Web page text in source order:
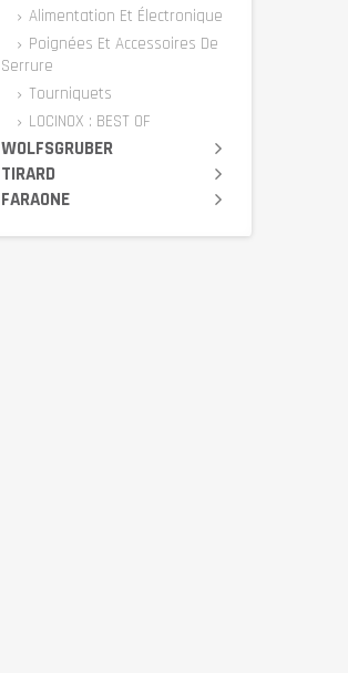
Alimentation Et Électronique
Poignées Et Accessoires De
Serrure
Tourniquets
LOCINOX : BEST OF
WOLFSGRUBER
TIRARD
FARAONE